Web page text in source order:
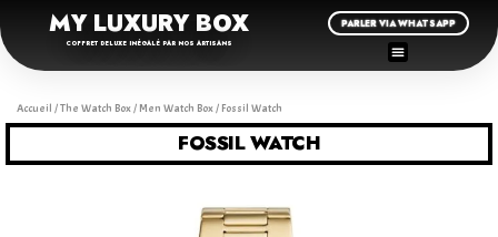
MY LUXURY BOX
COFFRET DELUXE INÉGALÉ PAR NOS ARTISANS
PARLER VIA WHATSAPP
Accueil /The Watch Box/ Men Watch Box/ Fossil Watch
FOSSIL WATCH